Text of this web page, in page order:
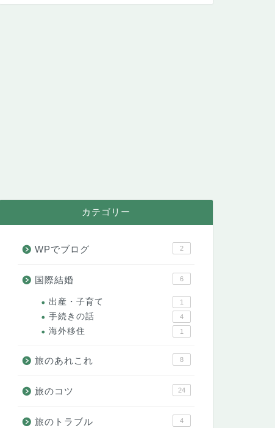
カテゴリー
WPでブログ 2
国際結婚 6
出産・子育て 1
手続きの話 4
海外移住 1
旅のあれこれ 8
旅のコツ 24
旅のトラブル 4